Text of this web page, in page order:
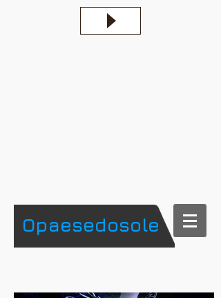
​Opaesedosole